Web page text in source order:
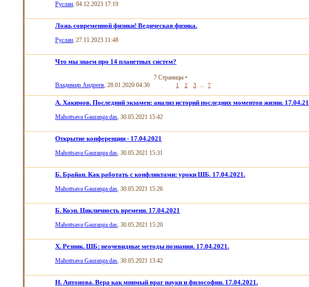
Руслан, 04.12.2023 17:19
Ложь современной физики! Ведическая физика.
Руслан, 27.11.2023 11:48
Что мы знаем про 14 планетных систем?
Владимир Андреев, 28.01.2020 04:30
7 Страницы •
1 2 3 ... 7
А. Хакимов. Последний экзамен: анализ историй последних моментов жизни. 17.04.21
Mahottsava Gauranga das, 30.05.2021 15:42
Открытие конференции - 17.04.2021
Mahottsava Gauranga das, 30.05.2021 15:31
Б. Брайан. Как работать с конфликтами: уроки ШБ. 17.04.2021.
Mahottsava Gauranga das, 30.05.2021 15:26
Б. Коэн. Цикличность времени. 17.04.2021
Mahottsava Gauranga das, 30.05.2021 15:20
Х. Резник. ШБ: неочевидные методы познания. 17.04.2021.
Mahottsava Gauranga das, 30.05.2021 13:42
Н. Антонова. Вера как мнимый враг науки и философии. 17.04.2021.